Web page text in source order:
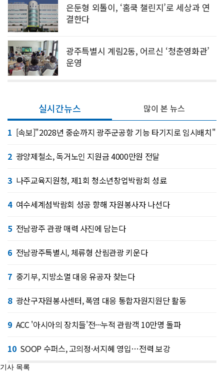
은둔형 외톨이, ‘홈쿡 챌린지’로 세상과 연
결한다
광주특별시 계림2동, 어르신 ‘청춘영화관’
운영
실시간뉴스
1 [속보]"2028년 중순까지 광주군공항 기능 타기지로 임시배치"
2 광양제철소, 독거노인 지원금 4000만원 전달
3 나주교육지원청, 제1회 청소년창업박람회 성료
4 여수세계섬박람회 성공 향해 자원봉사자 나선다
5 전남광주 관광 매력 사진에 담는다
6 전남광주특별시, 체류형 산림관광 키운다
7 중기부, 지방소멸 대응 유공자 찾는다
8 광산구자원봉사센터, 폭염 대응 통합자원지원단 활동
9 ACC '아시아의 장치들'전···누적 관람객 10만명 돌파
10 SOOP 수퍼스, 고의정·서지혜 영입…전력 보강
많이 본 뉴스
기사 목록